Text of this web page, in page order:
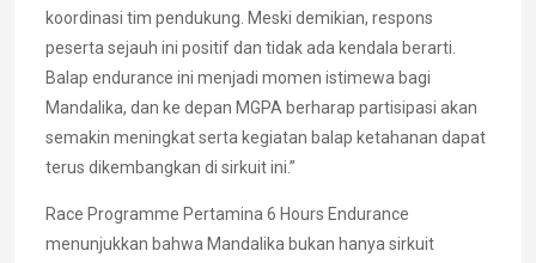
koordinasi tim pendukung. Meski demikian, respons
peserta sejauh ini positif dan tidak ada kendala berarti.
Balap endurance ini menjadi momen istimewa bagi
Mandalika, dan ke depan MGPA berharap partisipasi akan
semakin meningkat serta kegiatan balap ketahanan dapat
terus dikembangkan di sirkuit ini.”
Race Programme Pertamina 6 Hours Endurance
menunjukkan bahwa Mandalika bukan hanya sirkuit